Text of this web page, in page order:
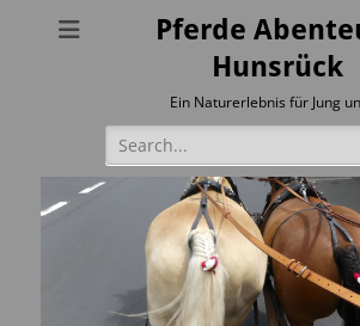
Pferde
Hunsrück
Ein Naturerlebnis für Jung
Suchen
nach: